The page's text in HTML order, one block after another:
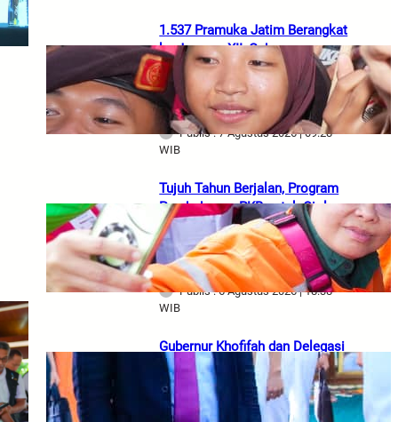
1.537 Pramuka Jatim Berangkat
ke Jamnas XII, Gubernur
Khofifah Titipkan Semangat
Persaudaraan dan Gotong
Royong
Publis : 7 Agustus 2026 | 09:28
WIB
Tujuh Tahun Berjalan, Program
Pembebasan PKB untuk Ojol
Terus Dirasakan Manfaatnya,
Gubernur Khofifah Dorong
Partisipasi Masyarakat
Publis : 6 Agustus 2026 | 18:38
WIB
Gubernur Khofifah dan Delegasi
Armada RRT Bahas Teknologi
Perkapalan, Cheng Ho hingga
Potensi Ekonomi Jatim